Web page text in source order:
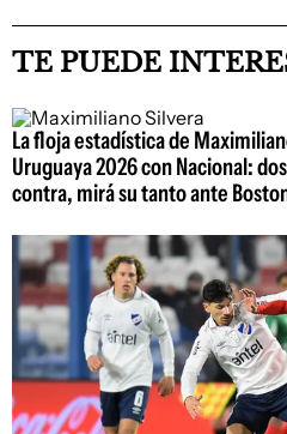
TE PUEDE
La floja estadística de
Uruguaya 2026 con Nacional:
contra, mirá su tanto ante